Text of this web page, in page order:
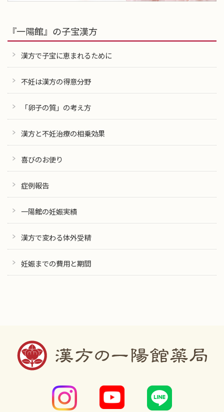
『一陽館』の子宝漢方
漢方で子宝に恵まれるために
不妊は漢方の得意分野
「卵子の質」の考え方
漢方と不妊治療の相乗効果
喜びのお便り
症例報告
一陽館の妊娠実績
漢方で変わる体外受精
妊娠までの費用と期間